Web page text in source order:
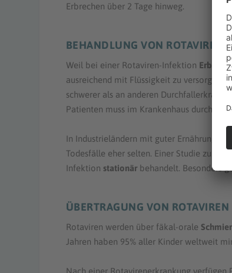
Erbrechen über 2 Tage hinweg.
BEHANDLUNG VON ROTAVIREN
Weil bei einer Rotaviren-Infektion
ausreichend mit Flüssigkeit zu versorgen.
schwerer als an anderen
Patienten muss im Krankenhaus durch
In Industrieländern mit guter
Todesfälle eher selten. Einer Studie
Infektion stationär behandelt. Besonders
ÜBERTRAGUNG VON ROTAVIREN
Rotaviren werden über fäkal-orale
Jahren haben 95% aller Kinder weltweit
Nach einer Rotavirenerkrankung verfügen